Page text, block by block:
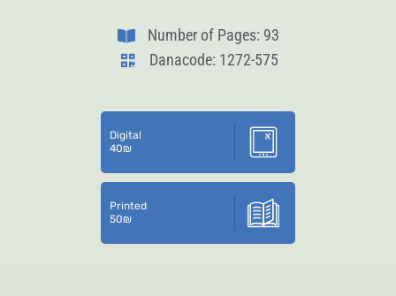
Number of Pages: 93
Danacode: 1272-575
Digital
40₪
Printed
50₪